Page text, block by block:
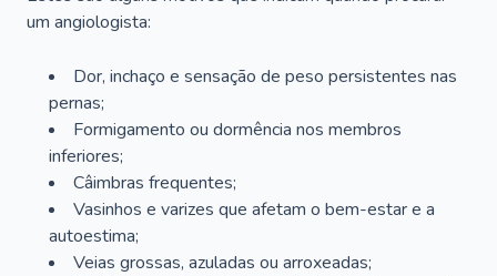
um angiologista:
Dor, inchaço e sensação de peso persistentes nas
pernas;
Formigamento ou dormência nos membros
inferiores;
Câimbras frequentes;
Vasinhos e varizes que afetam o bem-estar e a
autoestima;
Veias grossas, azuladas ou arroxeadas;